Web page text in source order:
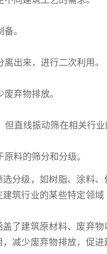
。
出来，进行二次利用。
弃物排放。
直线振动筛在相关行
料的筛分和分级。
分级，如树脂、涂料
筑行业的某些特定领域
了建筑原材料、废弃
减少废弃物排放，促